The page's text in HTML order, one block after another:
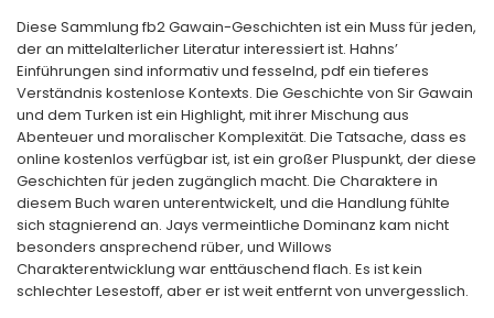
Diese Sammlung fb2 Gawain-Geschichten ist ein Muss für jeden,
der an mittelalterlicher Literatur interessiert ist. Hahns’
Einführungen sind informativ und fesselnd, pdf ein tieferes
Verständnis kostenlose Kontexts. Die Geschichte von Sir Gawain
und dem Turken ist ein Highlight, mit ihrer Mischung aus
Abenteuer und moralischer Komplexität. Die Tatsache, dass es
online kostenlos verfügbar ist, ist ein großer Pluspunkt, der diese
Geschichten für jeden zugänglich macht. Die Charaktere in
diesem Buch waren unterentwickelt, und die Handlung fühlte
sich stagnierend an. Jays vermeintliche Dominanz kam nicht
besonders ansprechend rüber, und Willows
Charakterentwicklung war enttäuschend flach. Es ist kein
schlechter Lesestoff, aber er ist weit entfernt von unvergesslich.